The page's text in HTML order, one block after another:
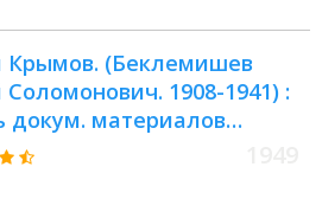
(Беклемишев
1908-1941) :
докум. материалов
фонда № 593. Крайние